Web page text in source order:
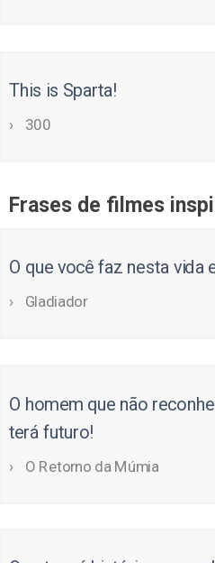
This is Sparta!
300
Frases de filmes
O que você faz nesta vida
Gladiador
O homem que não
terá futuro!
O Retorno da Múmia